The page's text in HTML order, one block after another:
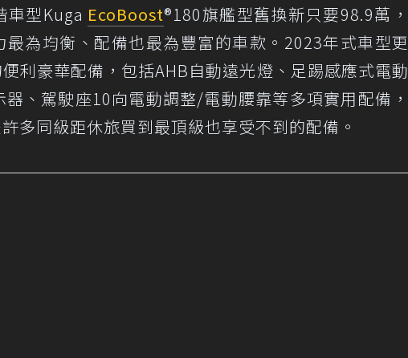
車型Kuga EcoBoost®180旗艦型舊換新只要98.9萬，
為均衡、配備也最為豐富的車款。2023年式車型更
利豪華配備，包括AHB自動遠光燈、足踢感應式電動
、駕駛座10向電動調整/電動腰靠等多項實用配備，
多同級距休旅買到最頂級也享受不到的配備。